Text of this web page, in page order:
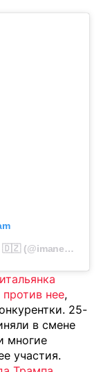
Публикация от Imane Khelif | إيمان خليف 🇩🇿 (@imane_khelif_10)
итальянка
нее,
25-
в смене
многие
участия.